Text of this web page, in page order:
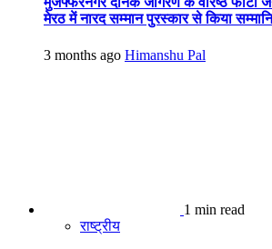
मेरठ में नारद सम्मान पुरस्कार से किया
3 months ago Himanshu Pal
1 min read
राष्ट्रीय